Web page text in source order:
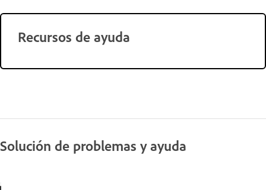
Recursos de ayuda
Solución de problemas y ayuda